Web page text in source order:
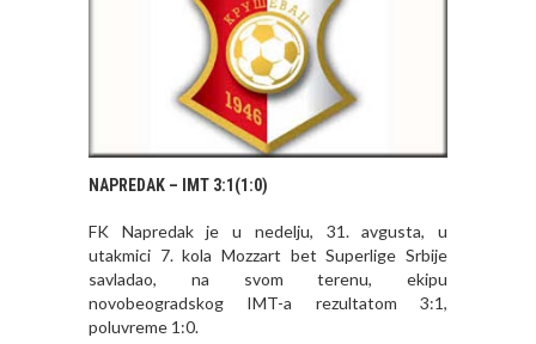
NAPREDAK – IMT 3:1(1:0)
FK Napredak je u nedelju, 31. avgusta, u
utakmici 7. kola Mozzart bet Superlige Srbije
savladao, na svom terenu, ekipu
novobeogradskog IMT-a rezultatom 3:1,
poluvreme 1:0.